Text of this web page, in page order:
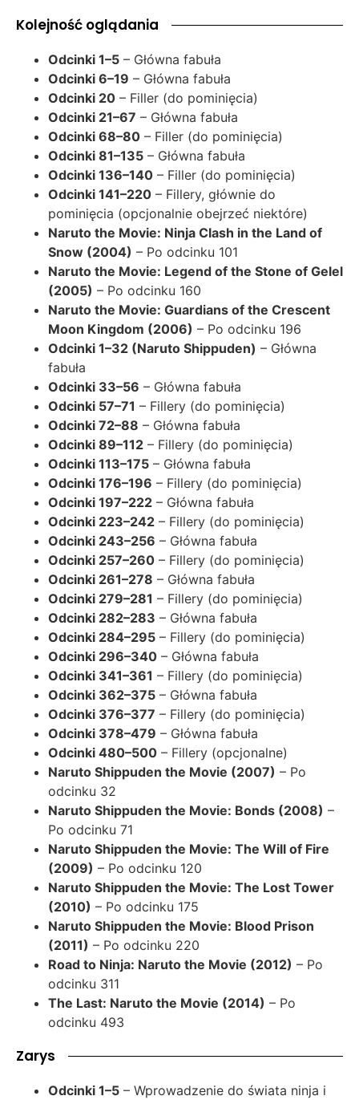
Kolejność oglądania
Odcinki 1–5 – Główna fabuła
Odcinki 6–19 – Główna fabuła
Odcinki 20 – Filler (do pominięcia)
Odcinki 21–67 – Główna fabuła
Odcinki 68–80 – Filler (do pominięcia)
Odcinki 81–135 – Główna fabuła
Odcinki 136–140 – Filler (do pominięcia)
Odcinki 141–220 – Fillery, głównie do
pominięcia (opcjonalnie obejrzeć niektóre)
Naruto the Movie: Ninja Clash in the Land of
Snow (2004) – Po odcinku 101
Naruto the Movie: Legend of the Stone of Gelel
(2005) – Po odcinku 160
Naruto the Movie: Guardians of the Crescent
Moon Kingdom (2006) – Po odcinku 196
Odcinki 1–32 (Naruto Shippuden) – Główna
fabuła
Odcinki 33–56 – Główna fabuła
Odcinki 57–71 – Fillery (do pominięcia)
Odcinki 72–88 – Główna fabuła
Odcinki 89–112 – Fillery (do pominięcia)
Odcinki 113–175 – Główna fabuła
Odcinki 176–196 – Fillery (do pominięcia)
Odcinki 197–222 – Główna fabuła
Odcinki 223–242 – Fillery (do pominięcia)
Odcinki 243–256 – Główna fabuła
Odcinki 257–260 – Fillery (do pominięcia)
Odcinki 261–278 – Główna fabuła
Odcinki 279–281 – Fillery (do pominięcia)
Odcinki 282–283 – Główna fabuła
Odcinki 284–295 – Fillery (do pominięcia)
Odcinki 296–340 – Główna fabuła
Odcinki 341–361 – Fillery (do pominięcia)
Odcinki 362–375 – Główna fabuła
Odcinki 376–377 – Fillery (do pominięcia)
Odcinki 378–479 – Główna fabuła
Odcinki 480–500 – Fillery (opcjonalne)
Naruto Shippuden the Movie (2007) – Po
odcinku 32
Naruto Shippuden the Movie: Bonds (2008) –
Po odcinku 71
Naruto Shippuden the Movie: The Will of Fire
(2009) – Po odcinku 120
Naruto Shippuden the Movie: The Lost Tower
(2010) – Po odcinku 175
Naruto Shippuden the Movie: Blood Prison
(2011) – Po odcinku 220
Road to Ninja: Naruto the Movie (2012) – Po
odcinku 311
The Last: Naruto the Movie (2014) – Po
odcinku 493
Zarys
Odcinki 1–5 – Wprowadzenie do świata ninja i